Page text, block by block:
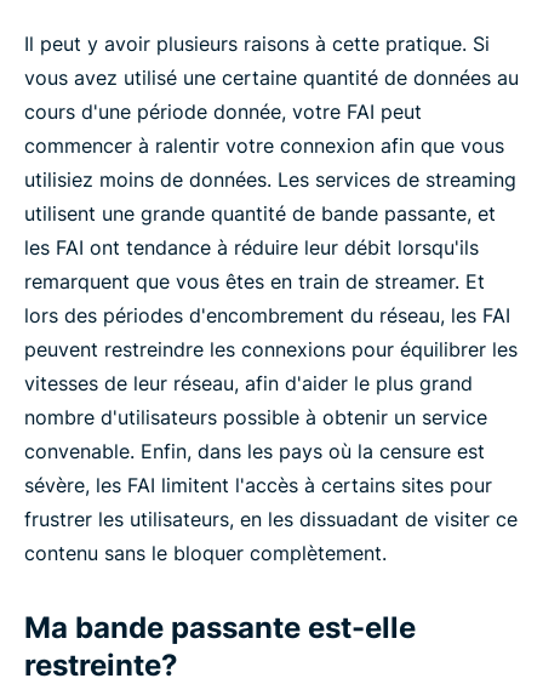
Il peut y avoir plusieurs raisons à cette pratique. Si
vous avez utilisé une certaine quantité de données au
cours d'une période donnée, votre FAI peut
commencer à ralentir votre connexion afin que vous
utilisiez moins de données. Les services de streaming
utilisent une grande quantité de bande passante, et
les FAI ont tendance à réduire leur débit lorsqu'ils
remarquent que vous êtes en train de streamer. Et
lors des périodes d'encombrement du réseau, les FAI
peuvent restreindre les connexions pour équilibrer les
vitesses de leur réseau, afin d'aider le plus grand
nombre d'utilisateurs possible à obtenir un service
convenable. Enfin, dans les pays où la censure est
sévère, les FAI limitent l'accès à certains sites pour
frustrer les utilisateurs, en les dissuadant de visiter ce
contenu sans le bloquer complètement.
Ma bande passante est-elle
restreinte?